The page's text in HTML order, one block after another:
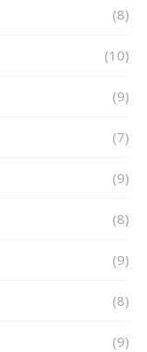
(8)
(10)
(9)
(7)
(9)
(8)
(9)
(8)
(9)